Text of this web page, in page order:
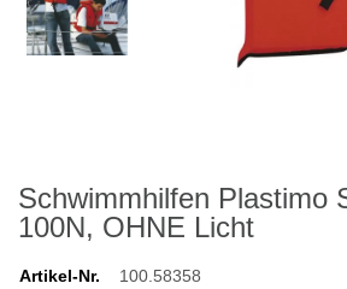
Schwimmhilfen Plastimo
100N, OHNE Licht
Artikel-Nr.
100.58358